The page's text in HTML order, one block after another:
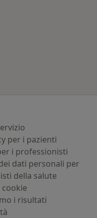
per i pazienti
i professionisti
dati personali per
della salute
i risultati